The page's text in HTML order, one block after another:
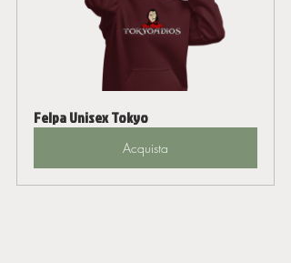
Felpa Unisex Tokyo
Acquista